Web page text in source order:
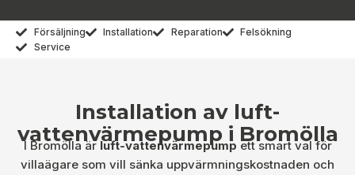
Försäljning Installation Reparation
Felsökning
Service
Installation av luft-
vattenvärmepump i Bromölla
I Bromölla är luft-vattenvärmepump ett smart val för
villaägare som vill sänka uppvärmningskostnaden och